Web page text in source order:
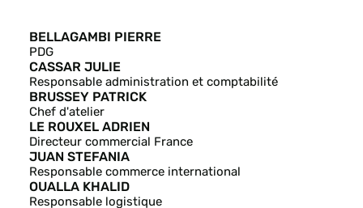
BELLAGAMBI PIERRE
PDG
CASSAR JULIE
Responsable administration et comptabilité
BRUSSEY PATRICK
Chef d'atelier
LE ROUXEL ADRIEN
Directeur commercial France
JUAN STEFANIA
Responsable commerce international
OUALLA KHALID
Responsable logistique